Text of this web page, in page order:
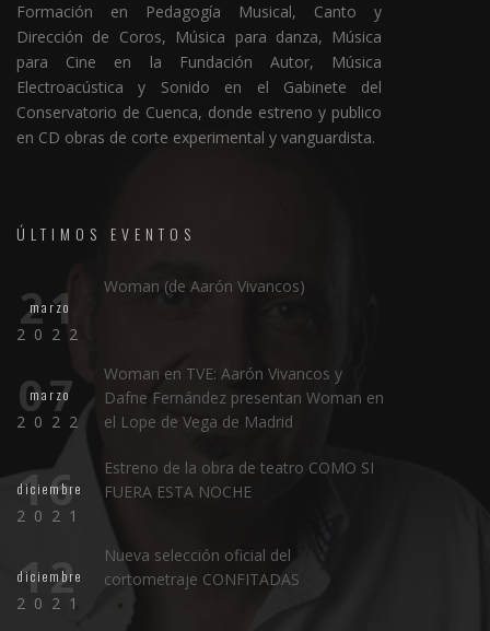
Formación en Pedagogía Musical, Canto y
Dirección de Coros, Música para danza, Música
para Cine en la Fundación Autor, Música
Electroacústica y Sonido en el Gabinete del
Conservatorio de Cuenca, donde estreno y publico
en CD obras de corte experimental y vanguardista.
ÚLTIMOS EVENTOS
21
marzo
2022
Woman (de Aarón Vivancos)
07
marzo
2022
Woman en TVE: Aarón Vivancos y
Dafne Fernández presentan Woman en
el Lope de Vega de Madrid
16
diciembre
2021
Estreno de la obra de teatro COMO SI
FUERA ESTA NOCHE
12
diciembre
2021
Nueva selección oficial del
cortometraje CONFITADAS